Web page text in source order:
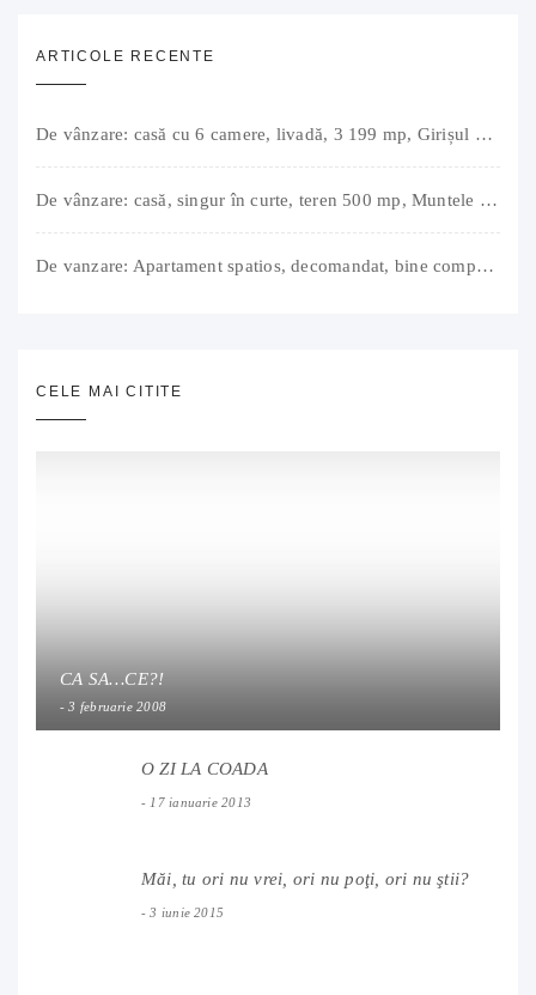
ARTICOLE RECENTE
De vânzare: casă cu 6 camere, livadă, 3 199 mp, Girișul Negru, Bihor, 42 000 Euro. Comision 0.
De vânzare: casă, singur în curte, teren 500 mp, Muntele Găina, Oradea. 157.000 € (negociabil). Comision 0.
De vanzare: Apartament spatios, decomandat, bine compartimentat, 3 camere, 2 bai, bucatarie, suprafață utilă de 64 mp + 3 balcoane (11 mp), strada Barierei, zona Dragos Voda Oradea. 89 500 E (neg). Comision 0
CELE MAI CITITE
CA SA…CE?!
3 februarie 2008
O ZI LA COADA
17 ianuarie 2013
Măi, tu ori nu vrei, ori nu poţi, ori nu ştii?
3 iunie 2015